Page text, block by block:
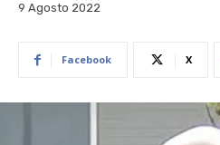
9 Agosto 2022
Facebook X